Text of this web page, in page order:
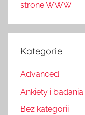
stronę WWW
Kategorie
Advanced
Ankiety i badania
Bez kategorii